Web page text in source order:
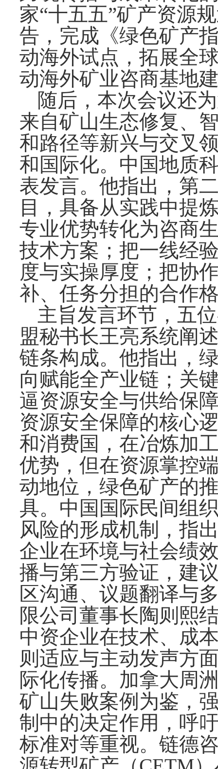
家“十五五”矿产资源
告，完成《绿色矿产
动海外试点，拓展全
动海外矿业咨商基地
随后，本次会议还
来自矿山生态修复、
和路径等新兴与交叉
和国际化。中国地质
表发言。他指出，第
目，具备从实践中提
专业优势转化为咨商
技术方案；把一线经
度与实操厚度；把协
补、任务分担的合作
主旨发言环节，五
盟秘书长王亮系统阐
链条构成。他指出，
向赋能全产业链；关
逼资源安全与供给保
资源安全保障的核心
和消费国，在冶炼加
优势，但在资源掌控
动地位，绿色矿产的
具。中国国际民间组
风险的形成机制，指
企业在环境与社会绩
播与第三方验证，建
区沟通、议题翻译与
限公司董事长陶则熙
中资企业在技术、成
则适应与主动发声方
际化传播。加拿大周
矿山失败案例为鉴，
制中的决定作用，呼
标准对等重视。链德